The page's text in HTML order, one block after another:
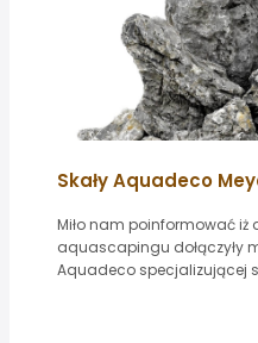
Skały Aquadeco
Miło nam poinformować iż
aquascapingu dołączyły
Aquadeco specjalizującej